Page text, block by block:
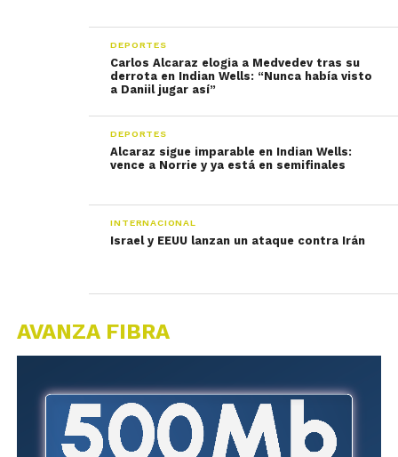
DEPORTES
Carlos Alcaraz elogia a Medvedev tras su
derrota en Indian Wells: “Nunca había visto
a Daniil jugar así”
DEPORTES
Alcaraz sigue imparable en Indian Wells:
vence a Norrie y ya está en semifinales
INTERNACIONAL
Israel y EEUU lanzan un ataque contra Irán
AVANZA FIBRA